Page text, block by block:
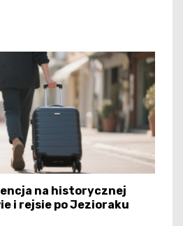
na historycznej
i rejsie po Jezioraku